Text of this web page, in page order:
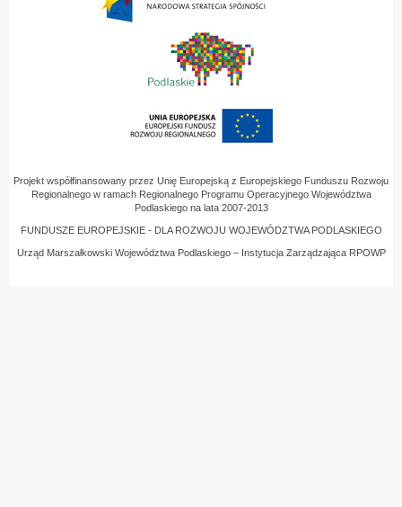
Projekt współfinansowany przez Unię Europejską z Europejskiego Funduszu Rozwoju
Regionalnego w ramach Regionalnego Programu Operacyjnego Województwa
Podlaskiego na lata 2007-2013
FUNDUSZE EUROPEJSKIE - DLA ROZWOJU WOJEWÓDZTWA PODLASKIEGO
Urząd Marszałkowski Województwa Podlaskiego – Instytucja Zarządzająca RPOWP